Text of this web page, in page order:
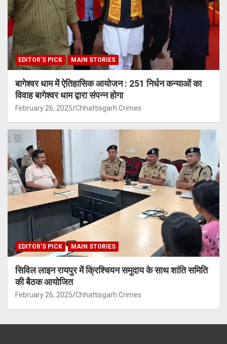
EDITOR'S PICK MAIN STORIES
बागेश्वर धाम में ऐतिहासिक आयोजन : 251 निर्धन कन्याओं का
विवाह बागेश्वर धाम द्वारा संपन्न होगा
February 26, 2025 Chhattisgarh Crimes
EDITOR'S PICK MAIN STORIES
सिविल लाइन रायपुर में क्रिश्चियन समुदाय के साथ शांति समिति
की बैठक आयोजित
February 26, 2025 Chhattisgarh Crimes